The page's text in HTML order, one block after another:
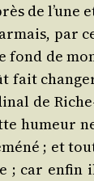
de l’une
par
fond de
fait
de
humeur
; et
; car enfin